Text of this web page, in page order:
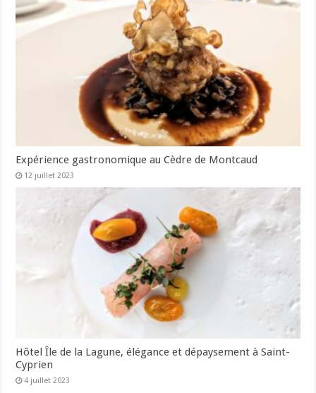
Expérience gastronomique au Cèdre de Montcaud
12 juillet 2023
Hôtel Île de la Lagune, élégance et dépaysement à Saint-
Cyprien
4 juillet 2023